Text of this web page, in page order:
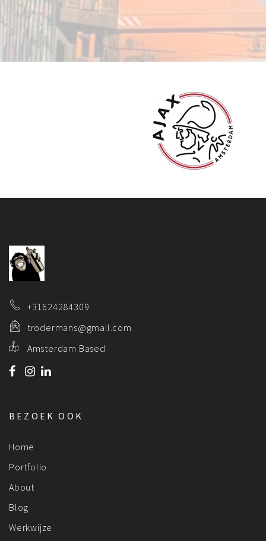
+31624284309
trodermans@gmail.com
Amsterdam Based
BEZOEK OOK
Home
Portfolio
About
Blog
Werkwijze